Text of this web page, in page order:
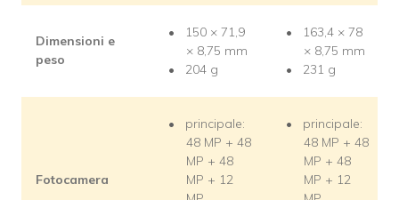
Dimensioni e
peso
150 × 71,9
× 8,75 mm
204 g
163,4 × 78
× 8,75 mm
231 g
Fotocamera
principale:
48 MP + 48
MP + 48
MP + 12
principale:
48 MP + 48
MP + 48
MP + 12